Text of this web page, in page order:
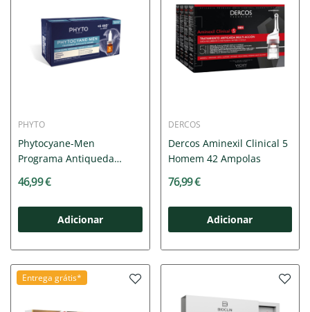
PHYTO
Phytocyane-Men
Programa Antiqueda
46,99 €
Adicionar
DERCOS
Dercos Aminexil Clinical 5
Homem 42 Ampolas
76,99 €
Adicionar
Entrega grátis*